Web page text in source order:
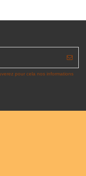
pour cela nos informations